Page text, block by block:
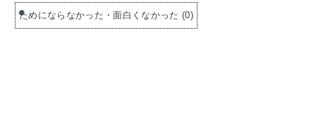
ためにならなかった・面白くなかった (0)